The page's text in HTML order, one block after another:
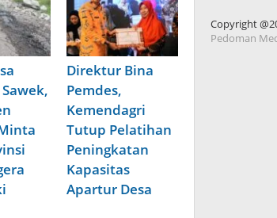
Direktur Bina
Pemdes,
Kemendagri
Tutup Pelatihan
Peningkatan
Kapasitas
Apartur Desa
Copyright
Pedoman